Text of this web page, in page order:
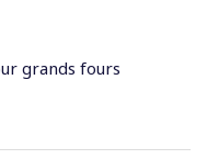
grands fours